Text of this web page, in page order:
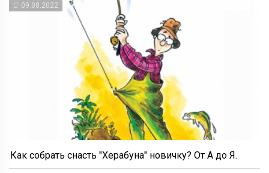
09.08.2022
Как собрать снасть "Херабуна" новичку? От А до Я.